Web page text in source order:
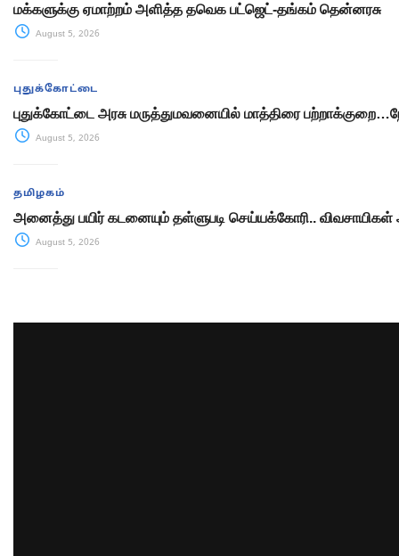
மக்களுக்கு ஏமாற்றம் அளித்த தவெக பட்ஜெட்-தங்கம் தென்னரசு
August 5, 2026
புதுக்கோட்டை
புதுக்கோட்டை அரசு மருத்துமவனையில் மாத்திரை
August 5, 2026
தமிழகம்
அனைத்து பயிர் கடனையும் தள்ளுபடி செய்யக்கோரி.. விவசாயிகள்
August 5, 2026